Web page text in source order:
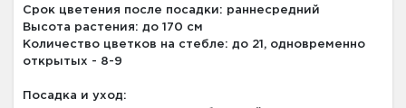
Срок цветения после посадки: раннесредний
Высота растения: до 170 см
Количество цветков на стебле: до 21, одновременно
открытых - 8-9
Посадка и уход: